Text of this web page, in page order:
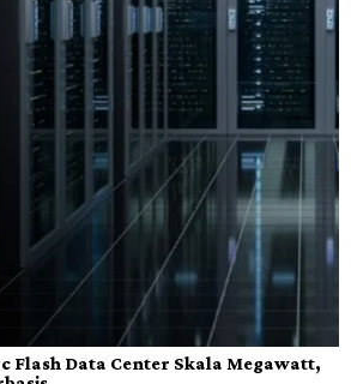
Flash Data Center Skala Megawatt,